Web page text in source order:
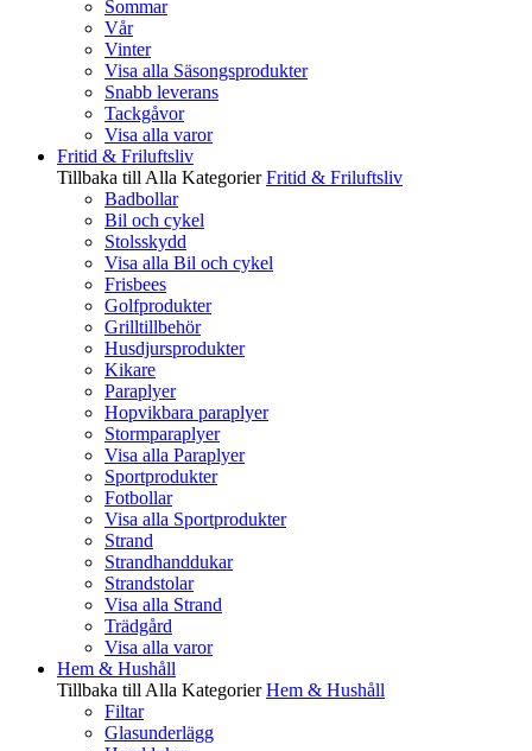
Sommar
Vår
Vinter
Visa alla Säsongsprodukter
Snabb leverans
Tackgåvor
Visa alla varor
Fritid & Friluftsliv
Tillbaka till Alla Kategorier Fritid & Friluftsliv
Badbollar
Bil och cykel
Stolsskydd
Visa alla Bil och cykel
Frisbees
Golfprodukter
Grilltillbehör
Husdjursprodukter
Kikare
Paraplyer
Hopvikbara paraplyer
Stormparaplyer
Visa alla Paraplyer
Sportprodukter
Fotbollar
Visa alla Sportprodukter
Strand
Strandhanddukar
Strandstolar
Visa alla Strand
Trädgård
Visa alla varor
Hem & Hushåll
Tillbaka till Alla Kategorier Hem & Hushåll
Filtar
Glasunderlägg